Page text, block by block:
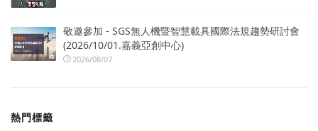
敬邀參加 - SGS無人機暨智慧載具國際法規趨勢研討會
(2026/10/01.嘉義亞創中心)
2026/08/07
熱門標籤